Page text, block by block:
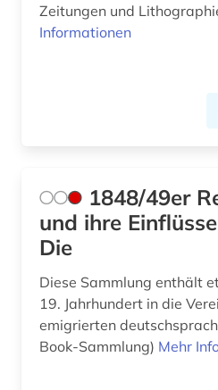
baden (3)
ballett (1)
baltikum (4)
bamberg kreis (1)
banknote (1)
Zeitungen und
Informationen
1848/49er
und ihre
Die
Diese Sammlung enthält
19. Jahrhundert in die
emigrierten
Book-Sammlung) Mehr